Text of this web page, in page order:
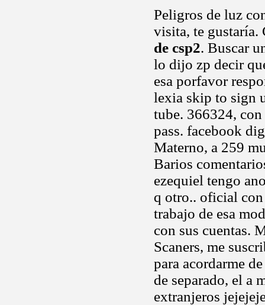
Peligros de luz
visita, te gustaría.
de csp2. Buscar
lo dijo zp decir
esa porfavor
lexia skip to sign
tube. 366324,
pass. facebook
Materno, a 259
Barios
ezequiel tengo
q otro.. oficial con
trabajo de esa
con sus cuentas.
Scaners, me
para acordarme
de separado, el a
extranjeros